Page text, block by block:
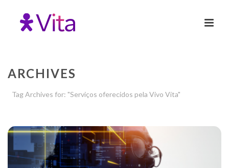
ARCHIVES
Tag Archives for: "Serviços oferecidos pela Vivo Vita"